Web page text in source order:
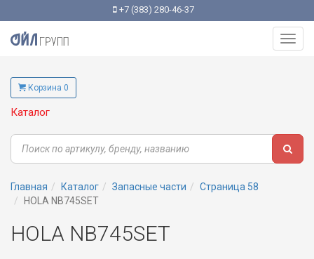
+7 (383) 280-46-37
Корзина 0
Каталог
Главная Каталог Запасные части
Страница 58
HOLA NB745SET
HOLA NB745SET